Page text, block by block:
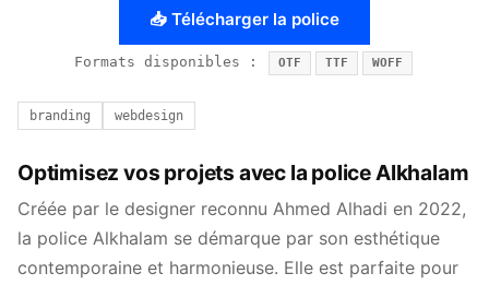
📥 Télécharger la police
Formats disponibles : OTF TTF WOFF
branding webdesign
Optimisez vos projets avec la police Alkhalam
Créée par le designer reconnu Ahmed Alhadi en 2022,
la police Alkhalam se démarque par son esthétique
contemporaine et harmonieuse. Elle est parfaite pour